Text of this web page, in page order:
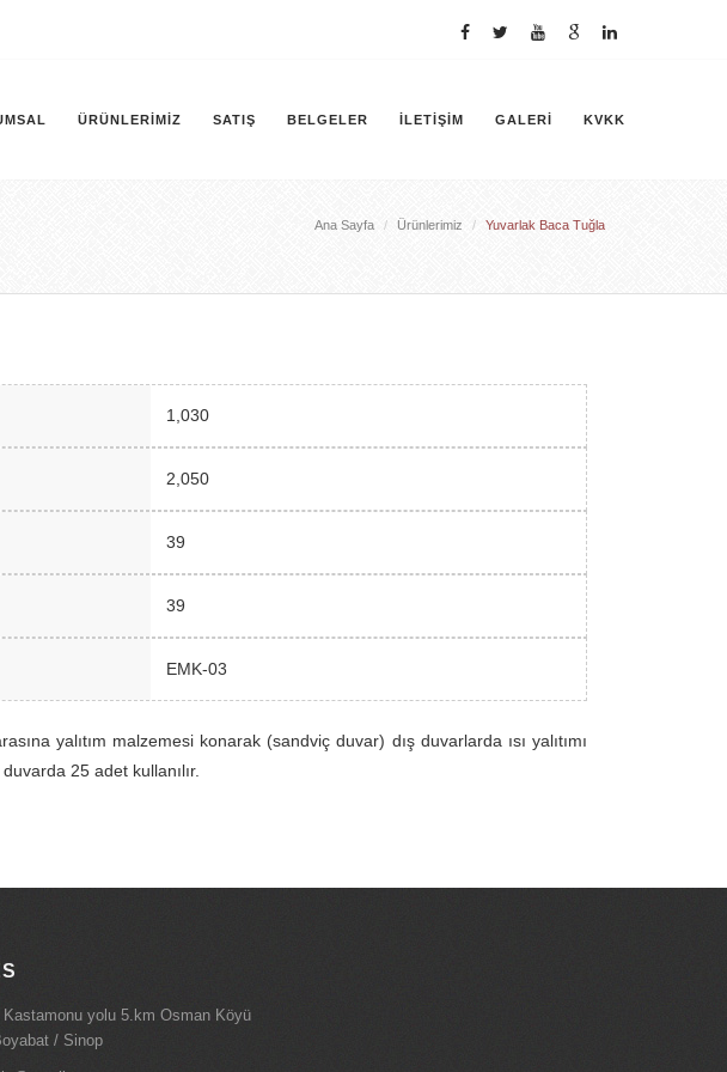
ÜRÜNLERIMIZ SATIŞ BELGELER İLETIŞIM GALERI KVKK
Ana Sayfa Ürünlerimiz Yuvarlak Baca Tuğla
1,030
2,050
39
39
EMK-03
yalıtım malzemesi konarak (sandviç duvar) dış duvarlarda ısı yalıtımı
25 adet kullanılır.
Kastamonu yolu 5.km Osman Köyü
/ Sinop